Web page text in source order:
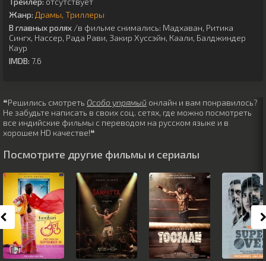
Жанр: Драмы Триллеры
В главных ролях /в фильме снимались: Мадхаван, Ритика
Сингх, Нассер, Рада Рави, Закир Хуссэйн, Каали, Балджиндер
Каур
IMDB: 7.6
❝Решились смотреть Особо упрямый онлайн и вам понравилось?
Не забудьте написать в своих соц. сетях, где можно посмотреть
все индийские фильмы с переводом на русском языке и в
хорошем HD качестве!❝
Посмотрите другие фильмы и сериалы